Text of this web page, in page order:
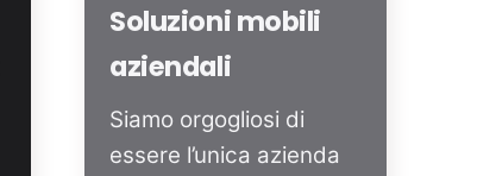
Soluzioni mobili
aziendali
Siamo orgogliosi di
essere l’unica azienda